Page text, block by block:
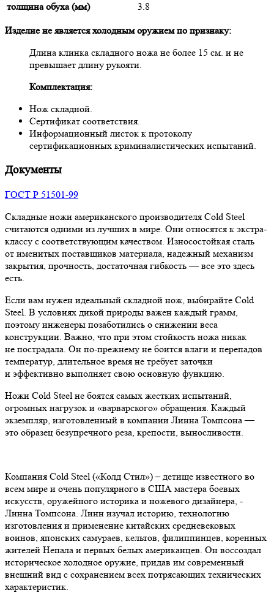
толщина обуха (мм)
3.8
Изделие не является холодным оружием по признаку:
Длина клинка складного ножа не более 15 cм. и не
превышает длину рукояти.
Комплектация:
Нож складной.
Сертификат соответствия.
Информационный листок к протоколу
сертификационных криминалистических испытаний.
Документы
ГОСТ Р 51501-99
Складные ножи американского производителя Cold Steel
считаются одними из лучших в мире. Они относятся к экстра-
классу с соответствующим качеством. Износостойкая сталь
от именитых поставщиков материала, надежный механизм
закрытия, прочность, достаточная гибкость — все это здесь
есть.
Если вам нужен идеальный складной нож, выбирайте Cold
Steel. В условиях дикой природы важен каждый грамм,
поэтому инженеры позаботились о снижении веса
конструкции. Важно, что при этом стойкость ножа никак
не пострадала. Он по-прежнему не боится влаги и перепадов
температур, длительное время не требует заточки
и эффективно выполняет свою основную функцию.
Ножи Cold Steel не боятся самых жестких испытаний,
огромных нагрузок и «варварского» обращения. Каждый
экземпляр, изготовленный в компании Линна Томпсона —
это образец безупречного реза, крепости, выносливости.
Компания Cold Steel («Колд Стил») – детище известного во
всем мире и очень популярного в США мастера боевых
искусств, оружейного историка и ножевого дизайнера, -
Линна Томпсона. Линн изучал историю, технологию
изготовления и применение китайских средневековых
воинов, японских самураев, кельтов, филиппинцев, коренных
жителей Непала и первых белых американцев. Он воссоздал
историческое холодное оружие, придав им современный
внешний вид с сохранением всех потрясающих технических
характеристик.